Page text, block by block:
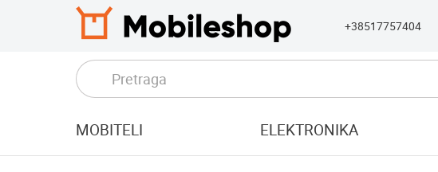
+38517757404
MOBITELI ELEKTRONIKA